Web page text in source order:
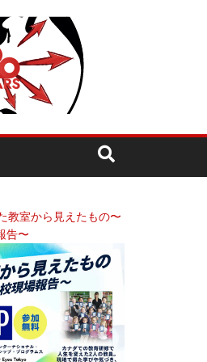
教室から見えたもの〜
告〜